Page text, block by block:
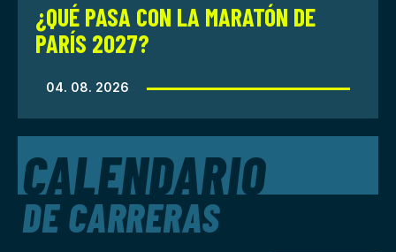
¿QUÉ PASA CON LA MARATÓN DE
PARÍS 2027?
04. 08. 2026
CALENDARIO
DE CARRERAS